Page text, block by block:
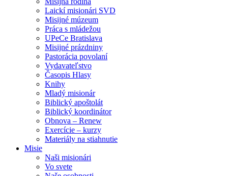
Laickí misionári SVD
Misijné múzeum
Práca s mládežou
UPeCe Bratislava
Misijné prázdniny
Pastorácia povolaní
Vydavateľstvo
Časopis Hlasy
Knihy
Mladý misionár
Biblický apoštolát
Biblický koordinátor
Obnova – Renew
Exercície – kurzy
Materiály na stiahnutie
Misie
Naši misionári
Vo svete